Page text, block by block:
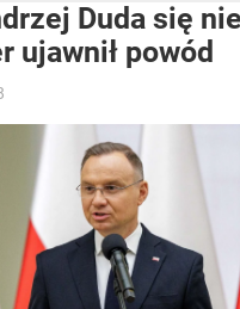
Duda się
ujawnił powód